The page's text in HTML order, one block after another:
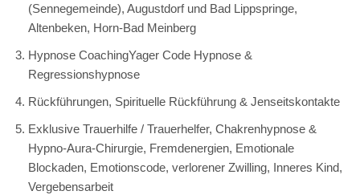
(Sennegemeinde), Augustdorf und Bad Lippspringe,
Altenbeken, Horn-Bad Meinberg
Hypnose CoachingYager Code Hypnose &
Regressionshypnose
Rückführungen, Spirituelle Rückführung & Jenseitskontakte
Exklusive Trauerhilfe / Trauerhelfer, Chakrenhypnose &
Hypno-Aura-Chirurgie, Fremdenergien, Emotionale
Blockaden, Emotionscode, verlorener Zwilling, Inneres Kind,
Vergebensarbeit